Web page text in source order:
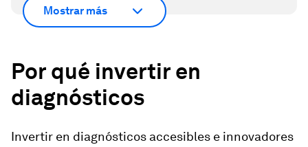
Mostrar más
Por qué invertir en
diagnósticos
Invertir en diagnósticos accesibles e innovadores